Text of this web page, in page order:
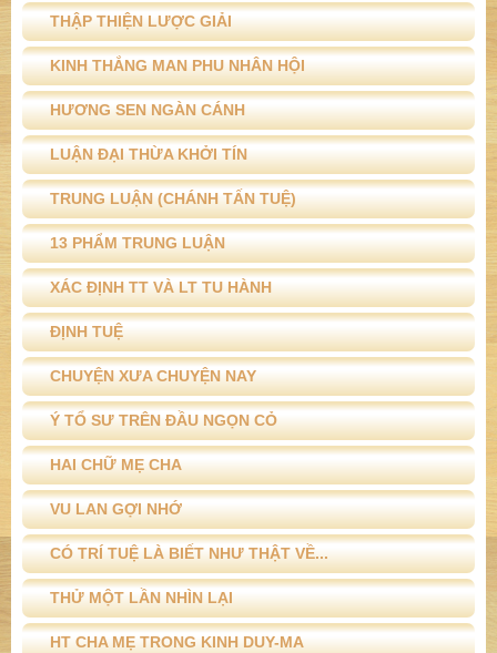
THẬP THIỆN LƯỢC GIẢI
KINH THẮNG MAN PHU NHÂN HỘI
HƯƠNG SEN NGÀN CÁNH
LUẬN ĐẠI THỪA KHỞI TÍN
TRUNG LUẬN (CHÁNH TẤN TUỆ)
13 PHẨM TRUNG LUẬN
XÁC ĐỊNH TT VÀ LT TU HÀNH
ĐỊNH TUỆ
CHUYỆN XƯA CHUYỆN NAY
Ý TỔ SƯ TRÊN ĐẦU NGỌN CỎ
HAI CHỮ MẸ CHA
VU LAN GỢI NHỚ
CÓ TRÍ TUỆ LÀ BIẾT NHƯ THẬT VỀ...
THỬ MỘT LẦN NHÌN LẠI
HT CHA MẸ TRONG KINH DUY-MA